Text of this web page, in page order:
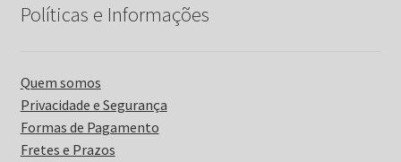
Políticas e Informações
Quem somos
Privacidade e Segurança
Formas de Pagamento
Fretes e Prazos